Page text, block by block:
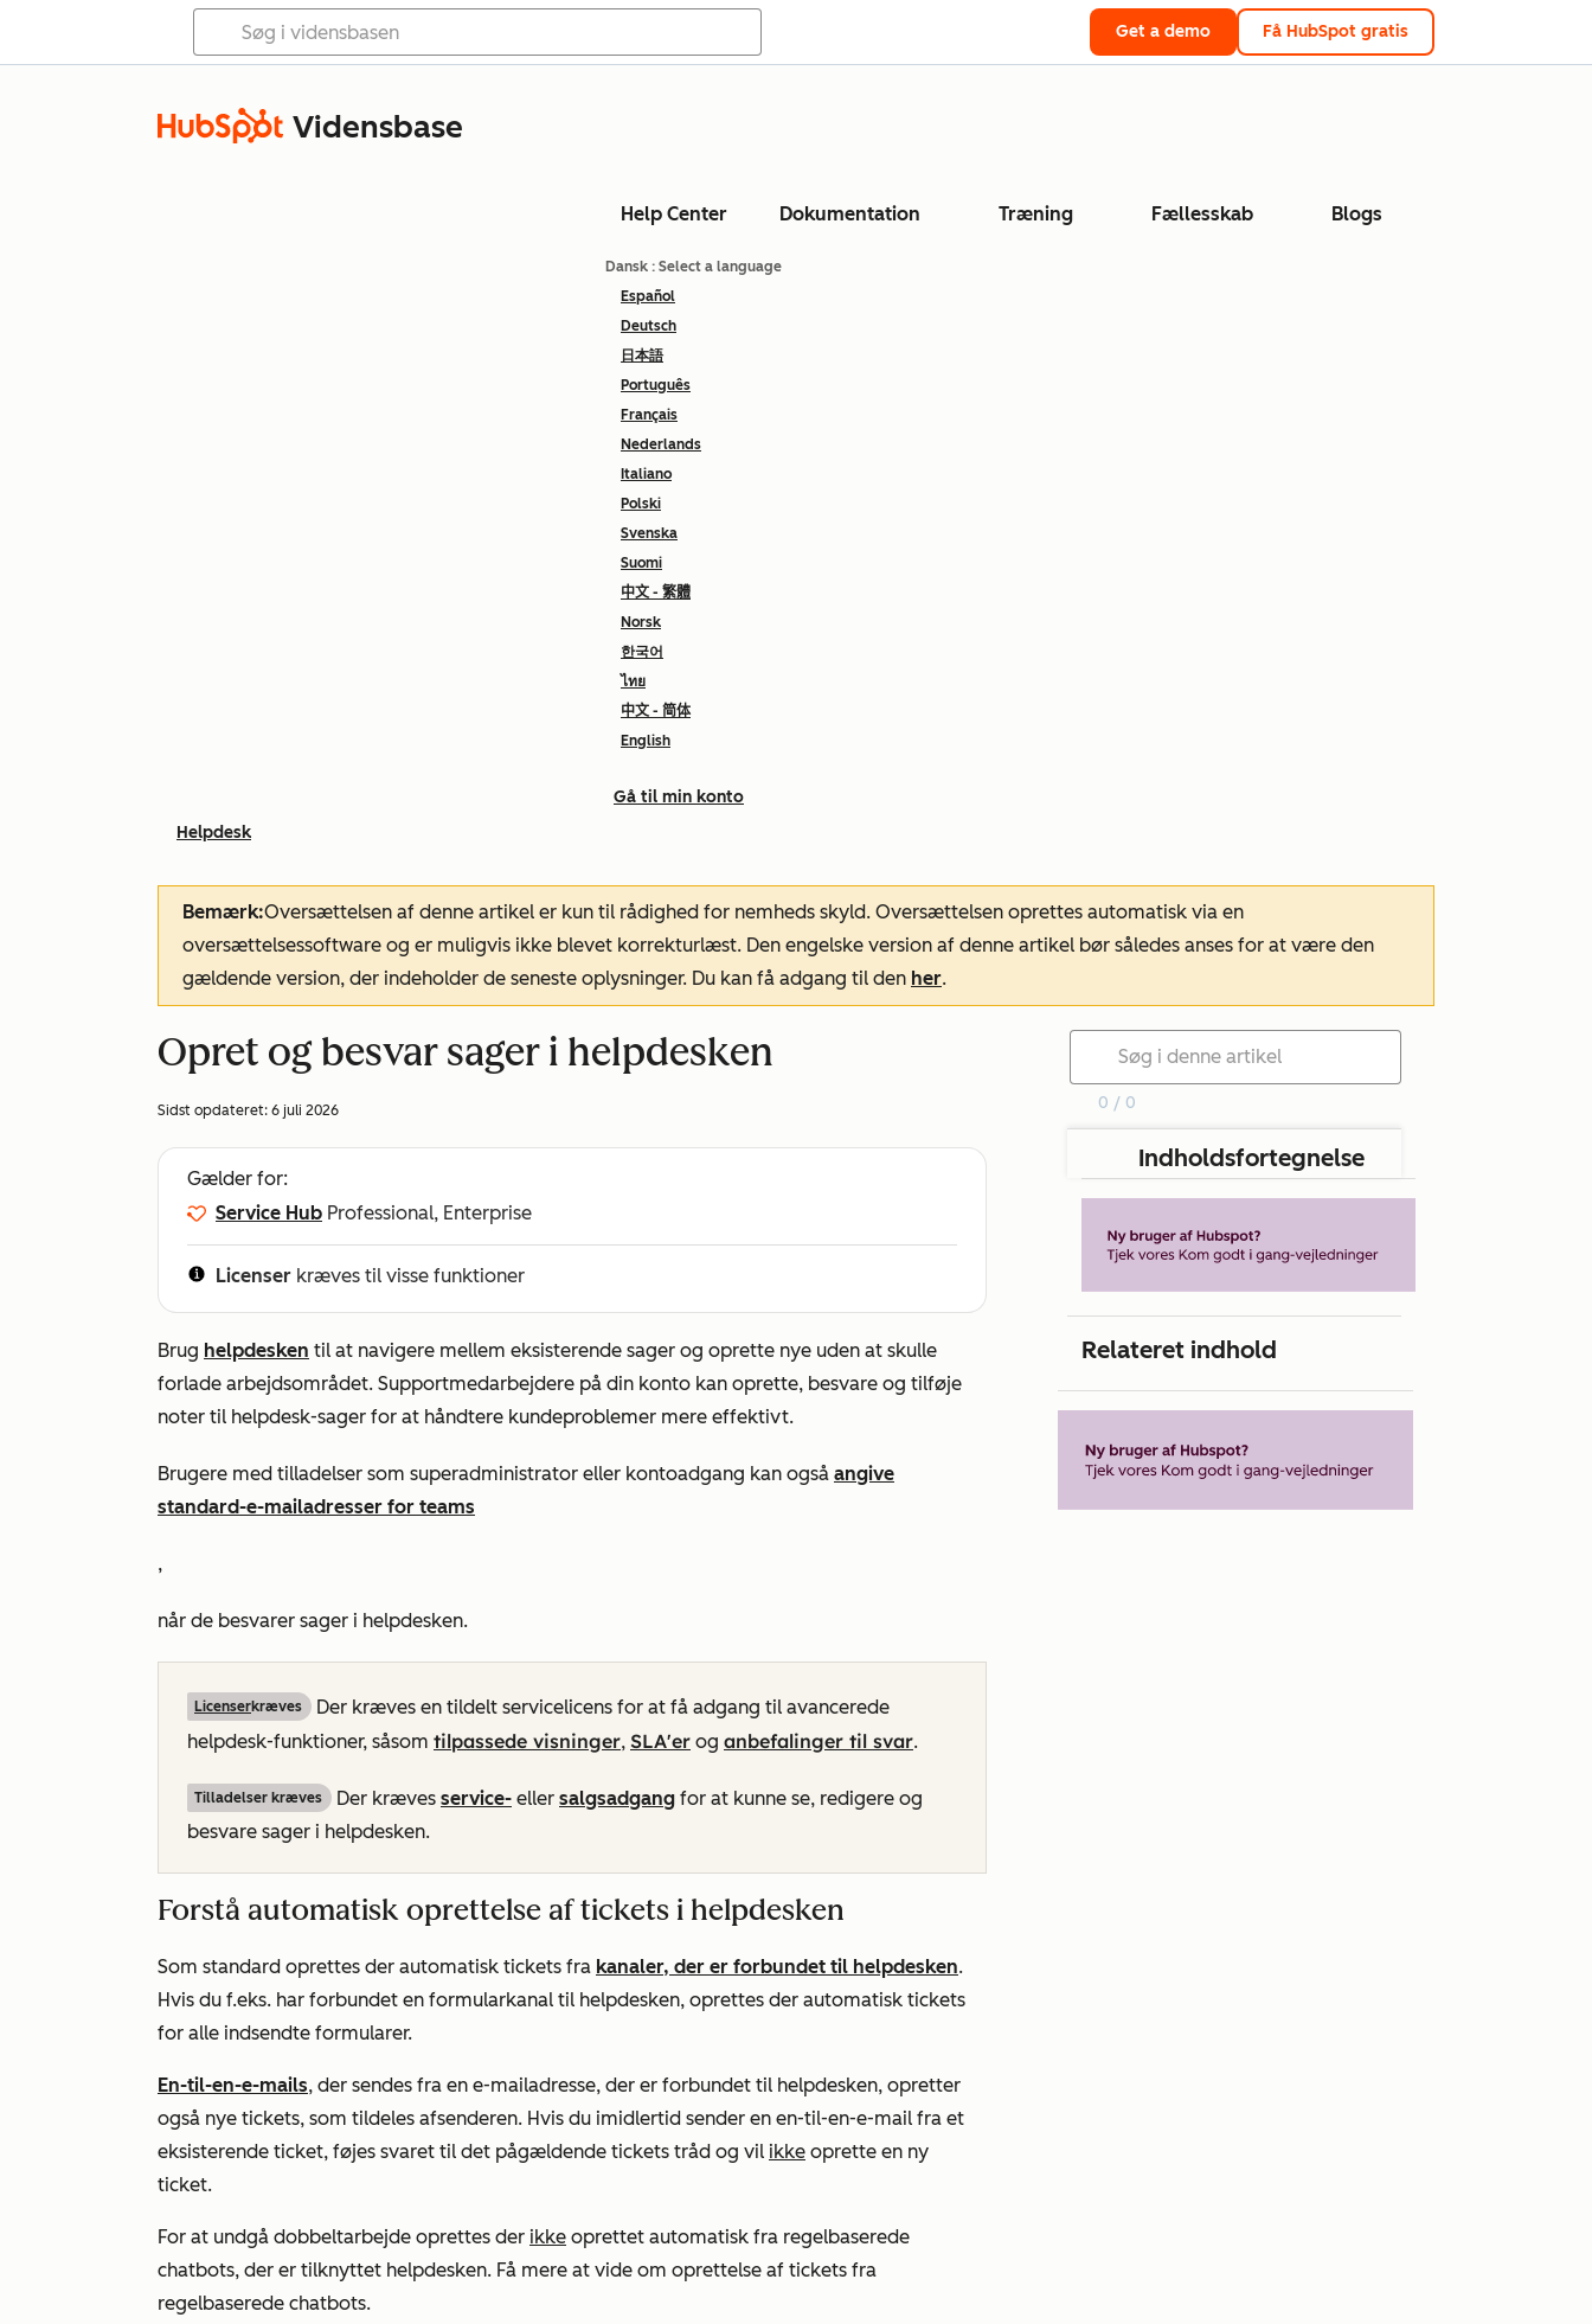
Get a demo Få HubSpot gratis
Vidensbase
Help Center Dokumentation Træning Fællesskab Blogs
Dansk : Select a language
Español
Deutsch
日本語
Português
Français
Nederlands
Italiano
Polski
Svenska
Suomi
中文 - 繁體
Norsk
한국어
ไทย
中文 - 简体
English
Gå til min konto
Helpdesk
Bemærk:Oversættelsen af denne artikel er kun til rådighed for nemheds skyld. Oversættelsen oprettes automatisk via en
oversættelsessoftware og er muligvis ikke blevet korrekturlæst. Den engelske version af denne artikel bør således anses for at være den
gældende version, der indeholder de seneste oplysninger. Du kan få adgang til den her.
Opret og besvar sager i helpdesken
Sidst opdateret: 6 juli 2026
Gælder for:
Service Hub Professional, Enterprise
Licenser kræves til visse funktioner
Brug helpdesken til at navigere mellem eksisterende sager og oprette nye uden at skulle
forlade arbejdsområdet. Supportmedarbejdere på din konto kan oprette, besvare og tilføje
noter til helpdesk-sager for at håndtere kundeproblemer mere effektivt.
Brugere med tilladelser som superadministrator eller kontoadgang kan også angive
standard-e-mailadresser for teams
,
når de besvarer sager i helpdesken.
Licenserkræves
Der kræves en tildelt servicelicens for at få adgang til avancerede
helpdesk-funktioner, såsom tilpassede visninger, SLA'er og anbefalinger til svar.
Tilladelser kræves Der kræves service- eller salgsadgang for at kunne se, redigere og
besvare sager i helpdesken.
Forstå automatisk oprettelse af tickets i helpdesken
Som standard oprettes der automatisk tickets fra kanaler, der er forbundet til helpdesken.
Hvis du f.eks. har forbundet en formularkanal til helpdesken, oprettes der automatisk tickets
for alle indsendte formularer.
En-til-en-e-mails, der sendes fra en e-mailadresse, der er forbundet til helpdesken, opretter
også nye tickets, som tildeles afsenderen. Hvis du imidlertid sender en en-til-en-e-mail fra et
eksisterende ticket, føjes svaret til det pågældende tickets tråd og vil ikke oprette en ny
ticket.
For at undgå dobbeltarbejde oprettes der ikke oprettet automatisk fra regelbaserede
chatbots, der er tilknyttet helpdesken. Få mere at vide om oprettelse af tickets fra
regelbaserede chatbots.
0 / 0
Indholdsfortegnelse
Relateret indhold